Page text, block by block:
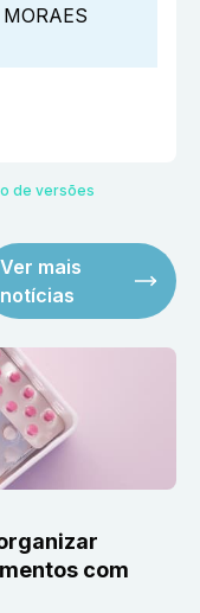
de versões
Ver mais
notícias
com